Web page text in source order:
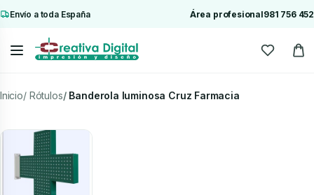
Envío a toda España Área profesional981 756 452
Inicio Rótulos Banderola luminosa Cruz Farmacia